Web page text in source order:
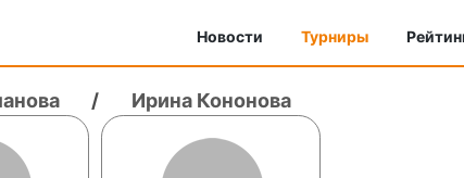
Новости Турниры
/ Ирина Кононова